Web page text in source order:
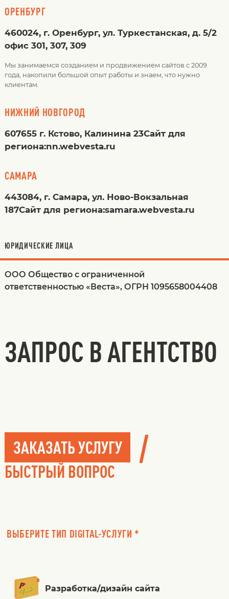
ОРЕНБУРГ
460024, г. Оренбург, ул. Туркестанская, д. 5/2
офис 301, 307, 309
Мы занимаемся созданием и продвижением сайтов с 2009
года, накопили большой опыт работы и знаем, что нужно
клиентам.
НИЖНИЙ НОВГОРОД
607655 г. Кстово, Калинина 23Сайт для
региона:nn.webvesta.ru
САМАРА
443084, г. Самара, ул. Ново-Вокзальная
187Сайт для региона:samara.webvesta.ru
ЮРИДИЧЕСКИЕ ЛИЦА
ООО Общество с ограниченной
ответственностью «Веста», ОГРН 1095658004408
ЗАПРОС В АГЕНТСТВО
ЗАКАЗАТЬ УСЛУГУ /
БЫСТРЫЙ ВОПРОС
ВЫБЕРИТЕ ТИП DIGITAL-УСЛУГИ *
Разработка/дизайн сайта